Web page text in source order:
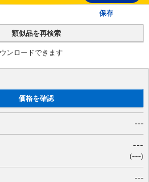
保存
類似品を再検索
ンロードできます
価格を確認
---
---
(---)
---